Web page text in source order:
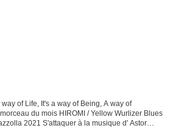
of Life, It's a way of Being, A way of
du mois HIROMI / Yellow Wurlizer Blues
2021 S'attaquer à la musique d' Astor